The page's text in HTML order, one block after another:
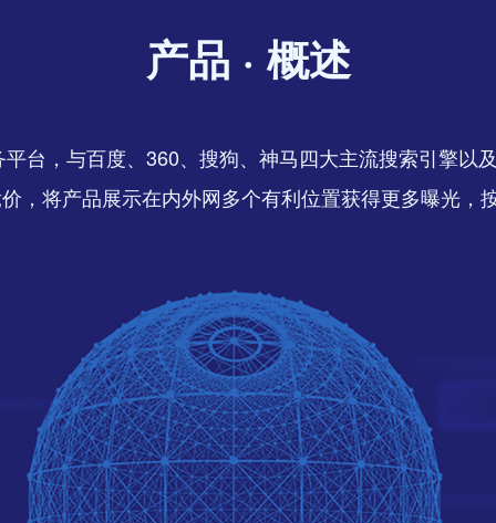
产品 · 概述
台，与百度、360、搜狗、神马四大主流搜索引擎以
，将产品展示在内外网多个有利位置获得更多曝光，